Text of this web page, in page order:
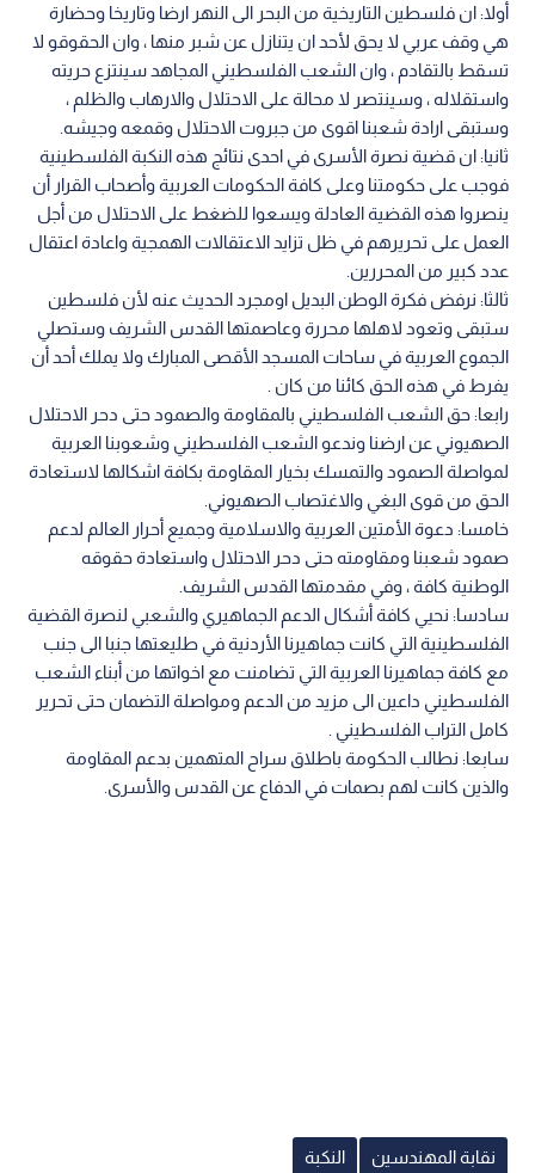
أولا: ان فلسطين التاريخية من البحر الى النهر ارضا وتاريخا وحضارة
هي وقف عربي لا يحق لأحد ان يتنازل عن شبر منها ، وان الحقوقو لا
تسقط بالتقادم ، وان الشعب الفلسطيني المجاهد سينتزع حريته
واستقلاله ، وسينتصر لا محالة على الاحتلال والارهاب والظلم ،
وستبقى ارادة شعبنا اقوى من جبروت الاحتلال وقمعه وجيشه.
ثانيا: ان قضية نصرة الأسرى في احدى نتائج هذه النكبة الفلسطينية
فوجب على حكومتنا وعلى كافة الحكومات العربية وأصحاب القرار أن
ينصروا هذه القضية العادلة ويسعوا للضغط على الاحتلال من أجل
العمل على تحريرهم في ظل تزايد الاعتقالات الهمجية واعادة اعتقال
عدد كبير من المحررين.
ثالثا: نرفض فكرة الوطن البديل اومجرد الحديث عنه لأن فلسطين
ستبقى وتعود لاهلها محررة وعاصمتها القدس الشريف وستصلي
الجموع العربية في ساحات المسجد الأقصى المبارك ولا يملك أحد أن
يفرط في هذه الحق كائنا من كان .
رابعا: حق الشعب الفلسطيني بالمقاومة والصمود حتى دحر الاحتلال
الصهيوني عن ارضنا وندعو الشعب الفلسطيني وشعوبنا العربية
لمواصلة الصمود والتمسك بخيار المقاومة بكافة اشكالها لاستعادة
الحق من قوى البغي والاغتصاب الصهيوني.
خامسا: دعوة الأمتين العربية والاسلامية وجميع أحرار العالم لدعم
صمود شعبنا ومقاومته حتى دحر الاحتلال واستعادة حقوقه
الوطنية كافة ، وفي مقدمتها القدس الشريف.
سادسا: نحيي كافة أشكال الدعم الجماهيري والشعبي لنصرة القضية
الفلسطينية التي كانت جماهيرنا الأردنية في طليعتها جنبا الى جنب
مع كافة جماهيرنا العربية التي تضامنت مع اخواتها من أبناء الشعب
الفلسطيني داعين الى مزيد من الدعم ومواصلة التضمان حتى تحرير
كامل التراب الفلسطيني .
سابعا: نطالب الحكومة باطلاق سراح المتهمين بدعم المقاومة
والذين كانت لهم بصمات في الدفاع عن القدس والأسرى.
نقابة المهندسين النكبة